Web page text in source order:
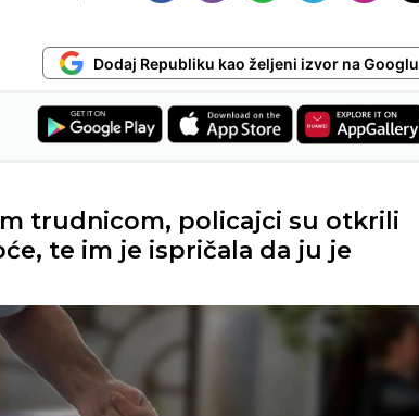
Dodaj Republiku kao željeni izvor na Googlu
trudnicom, policajci su otkrili
te im je ispričala da ju je